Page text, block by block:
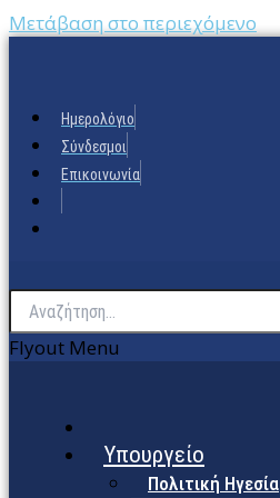
Μετάβαση στο περιεχόμενο
Ημερολόγιο
Σύνδεσμοι
Επικοινωνία
Flyout Menu
Υπουργείο
Πολιτική Ηγεσία